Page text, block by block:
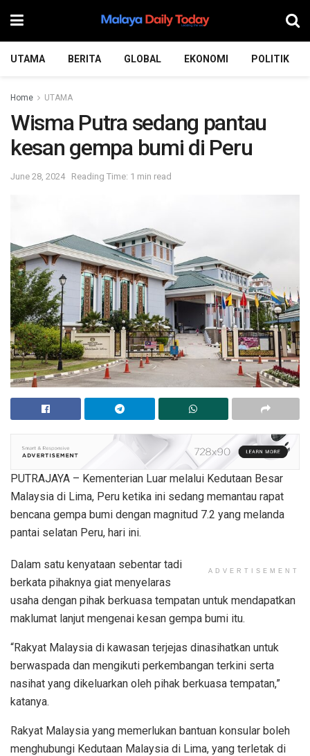
UTAMA BERITA GLOBAL EKONOMI POLITIK
Home UTAMA
Wisma Putra sedang pantau
kesan gempa bumi di Peru
June 28, 2024 Reading Time: 1 min read
PUTRAJAYA – Kementerian Luar melalui Kedutaan Besar
Malaysia di Lima, Peru ketika ini sedang memantau rapat
bencana gempa bumi dengan magnitud 7.2 yang melanda
pantai selatan Peru, hari ini.
ADVERTISEMENT
Dalam satu kenyataan sebentar tadi
berkata pihaknya giat menyelaras
usaha dengan pihak berkuasa tempatan untuk mendapatkan
maklumat lanjut mengenai kesan gempa bumi itu.
“Rakyat Malaysia di kawasan terjejas dinasihatkan untuk
berwaspada dan mengikuti perkembangan terkini serta
nasihat yang dikeluarkan oleh pihak berkuasa tempatan,”
katanya.
Rakyat Malaysia yang memerlukan bantuan konsular boleh
menghubungi Kedutaan Malaysia di Lima, yang terletak di